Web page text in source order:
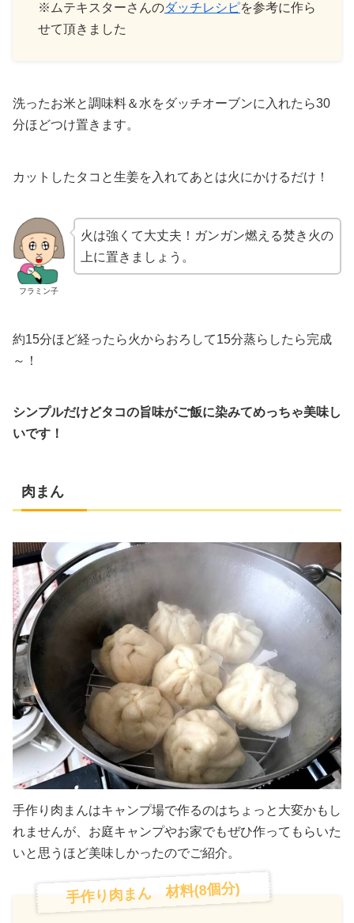
※ムテキスターさんのダッチレシピを参考に作ら
せて頂きました
洗ったお米と調味料＆水をダッチオーブンに入れたら30
分ほどつけ置きます。
カットしたタコと生姜を入れてあとは火にかけるだけ！
フラミン子
火は強くて大丈夫！ガンガン燃える焚き火の
上に置きましょう。
約15分ほど経ったら火からおろして15分蒸らしたら完成
～！
シンプルだけどタコの旨味がご飯に染みてめっちゃ美味し
いです！
肉まん
手作り肉まんはキャンプ場で作るのはちょっと大変かもし
れませんが、お庭キャンプやお家でもぜひ作ってもらいた
いと思うほど美味しかったのでご紹介。
手作り肉まん 材料(8個分)